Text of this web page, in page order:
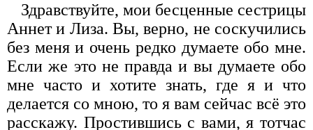
Здравствуйте, мои бесценные сестрицы
Аннет и Лиза. Вы, верно, не соскучились
без меня и очень редко думаете обо мне.
Если же это не правда и вы думаете обо
мне часто и хотите знать, где я и что
делается со мною, то я вам сейчас всё это
расскажу. Простившись с вами, я тотчас